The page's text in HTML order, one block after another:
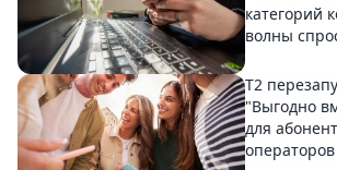
категорий
волны
Т2
"Выгодно
для
операторов